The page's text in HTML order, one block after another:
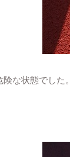
な状態でした。